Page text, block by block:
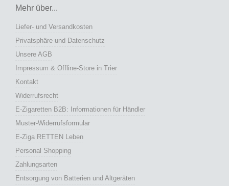
Mehr über...
Liefer- und Versandkosten
Privatsphäre und Datenschutz
Unsere AGB
Impressum & Offline-Store in Trier
Kontakt
Widerrufsrecht
E-Zigaretten B2B: Informationen für Händler
Muster-Widerrufsformular
E-Ziga RETTEN Leben
Personal Shopping
Zahlungsarten
Entsorgung von Batterien und Altgeräten